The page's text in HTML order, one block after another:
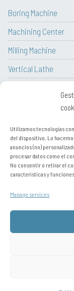
Utilizamos tecnologías
del dispositivo. Lo
anuncios (no)
procesar datos como el
No consentir o retirar el
características y funciones.
Manage services
Boring Machine
Machining Center
Milling Machine
Vertical Lathe
Está visitando